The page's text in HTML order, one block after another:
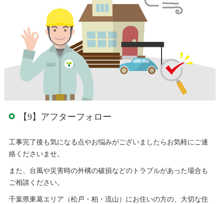
【9】アフターフォロー
工事完了後も気になる点やお悩みがございましたらお気軽にご連
絡くださいませ。
また、台風や災害時の外構の破損などのトラブルがあった場合も
ご相談ください。
千葉県東葛エリア（松戸・柏・流山）にお住いの方の、大切な住